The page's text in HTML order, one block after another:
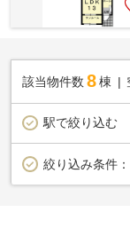
該当物件数 8棟
駅で絞り込む
絞り込み条件：